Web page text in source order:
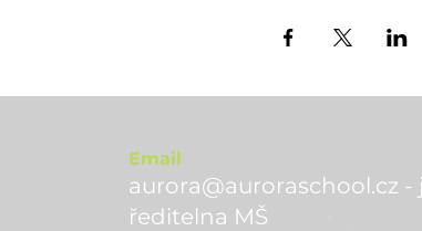
Email
aurora@auroraschool.cz -
ředitelna MŠ